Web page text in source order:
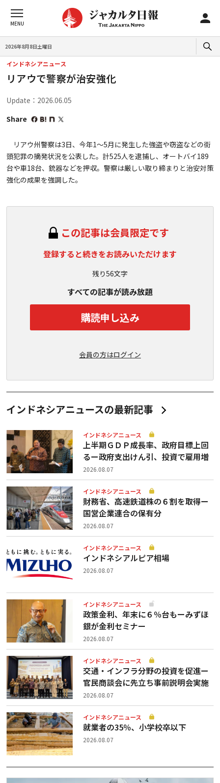
2026年8月8日土曜日
インドネシアニュース
リアウで警察が治安強化
Update：2026.06.05
Share
リアウ州警察は3日、今年1～5月に発生した強盗や窃盗などの街
頭犯罪の摘発状況を公表した。計525人を逮捕し、オートバイ189
台や車18台、銃器などを押収。警察は厳しい取り締まりと治安対策
強化の成果を強調した。
この記事は会員限定です
登録すると続きをお読みいただけます
残り56文字
すべての記事が読み放題
購読申し込み
会員の方はログイン
インドネシアニュースの最新記事
インドネシアニュース
上半期ＧＤＰ成長率、政府目標上回
るー政府支出けん引、投資で雇用増
2026.08.07
インドネシアニュース
財務省、高速鉄道株の６割を取得ー
国営企業連合の保有分
2026.08.07
インドネシアニュース
インドネシアルピア相場
2026.08.07
インドネシアニュース
政策金利、年末に６％台もーみずほ
銀が金利セミナー
2026.08.07
インドネシアニュース
交通・インフラ分野の投資を促進ー
官民商談会に先立ち事前説明会実施
2026.08.07
インドネシアニュース
就業者の35％、小学校卒以下
2026.08.07